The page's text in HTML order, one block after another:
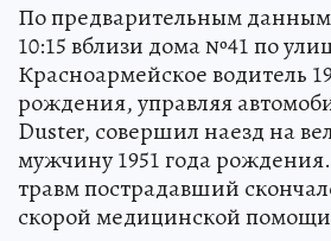
По предварительным
10:15 вблизи дома №41 по
Красноармейское водитель
рождения, управляя
Duster, совершил наезд на
мужчину 1951 года
травм пострадавший
скорой медицинской